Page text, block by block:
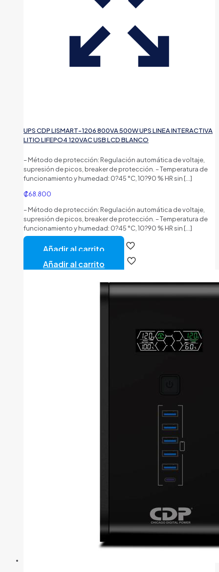
UPS CDP LISMART-1206 800VA 500W UPS LINEA INTERACTIVA
LITIO LIFEPO4 120VAC USB LCD BLANCO
– Método de protección: Regulación automática de voltaje,
supresión de picos, breaker de protección. – Temperatura de
funcionamiento y humedad: 0?45 °C, 10?90 % HR sin […]
₡68.800
– Método de protección: Regulación automática de voltaje,
supresión de picos, breaker de protección. – Temperatura de
funcionamiento y humedad: 0?45 °C, 10?90 % HR sin […]
Añadir al carrito
Añadir al carrito